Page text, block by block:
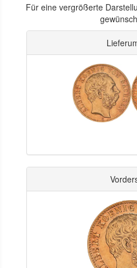
Für eine vergrößerte